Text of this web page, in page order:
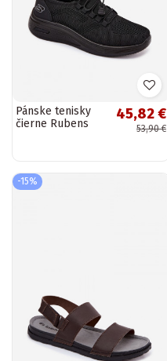
Pánske tenisky
čierne Rubens
45,82 €
53,90 €
-15%